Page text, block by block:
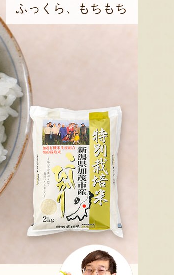
ふっくら、もちもち